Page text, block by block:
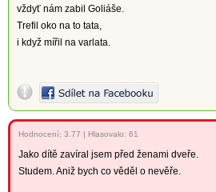
vždyť nám zabil Goliáše.
Trefil oko na to tata,
i když mířil na varlata.
Hodnocení: 3.77 | Hlasovalo: 61
Jako dítě zavíral jsem před ženami dveře.
Studem. Aniž bych co věděl o nevěře.